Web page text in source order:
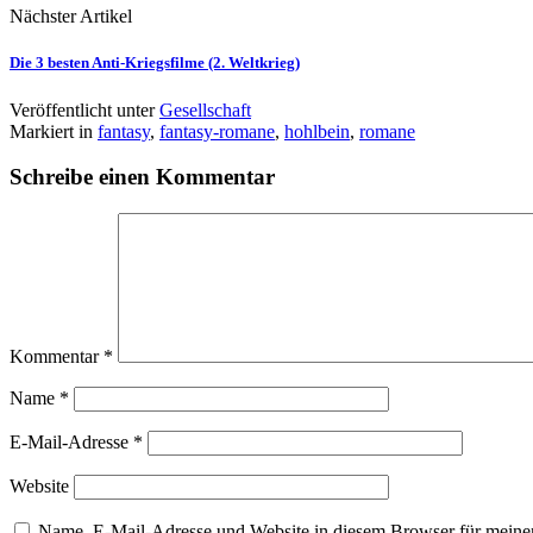
Nächster Artikel
Die 3 besten Anti-Kriegsfilme (2. Weltkrieg)
Veröffentlicht unterGesellschaft
Markiert in fantasy, fantasy-romane, hohlbein, romane
Schreibe einen Kommentar
Kommentar *
Name *
E-Mail-Adresse *
Website